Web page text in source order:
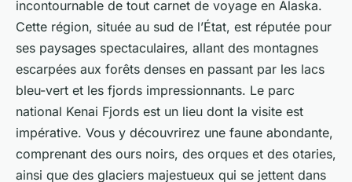
incontournable de tout carnet de voyage en Alaska.
Cette région, située au sud de l’État, est réputée pour
ses paysages spectaculaires, allant des montagnes
escarpées aux forêts denses en passant par les lacs
bleu-vert et les fjords impressionnants. Le parc
national Kenai Fjords est un lieu dont la visite est
impérative. Vous y découvrirez une faune abondante,
comprenant des ours noirs, des orques et des otaries,
ainsi que des glaciers majestueux qui se jettent dans